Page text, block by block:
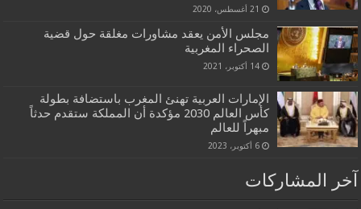
21 أغسطس، 2020
مجلس الأمن يعقد مشاورات مغلقة حول قضية
الصحراء المغربية
14 أكتوبر، 2021
الإمارات العربية تهنئ المغرب باستضافة بطولة
كأس العالم 2030 مؤكدة أن المملكة ستقدم حدثاً
مبهراً للعالم
6 أكتوبر، 2023
آخر المشاركات